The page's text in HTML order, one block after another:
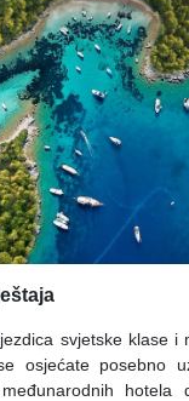
svjetske klase i
osjećate posebno
hotela